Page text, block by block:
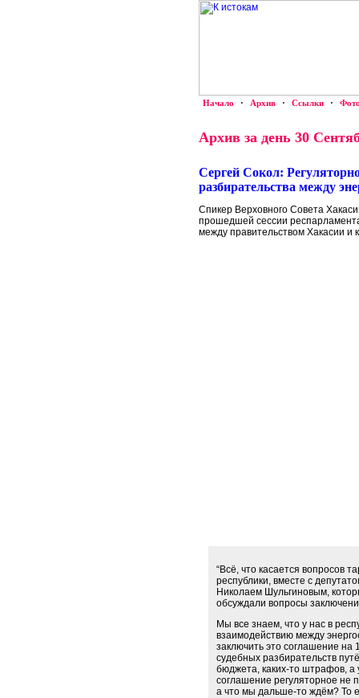
Начало · Архив · Ссылки ·
Архив за день 30
Сергей Сокол:
разбирательства между
Спикер Верховного Совета
прошедшей сессии
между правительством Хакасии и
“Всё, что касается вопросов
республики, вместе с
Николаем Шульгиновым,
обсуждали вопросы
Мы все знаем, что у нас в
взаимодействию между
заключить это соглашение на
судебных разбирательств
бюджета, каких-то штрафов, а
соглашение регуляторное не
а что мы дальше-то ждём? То